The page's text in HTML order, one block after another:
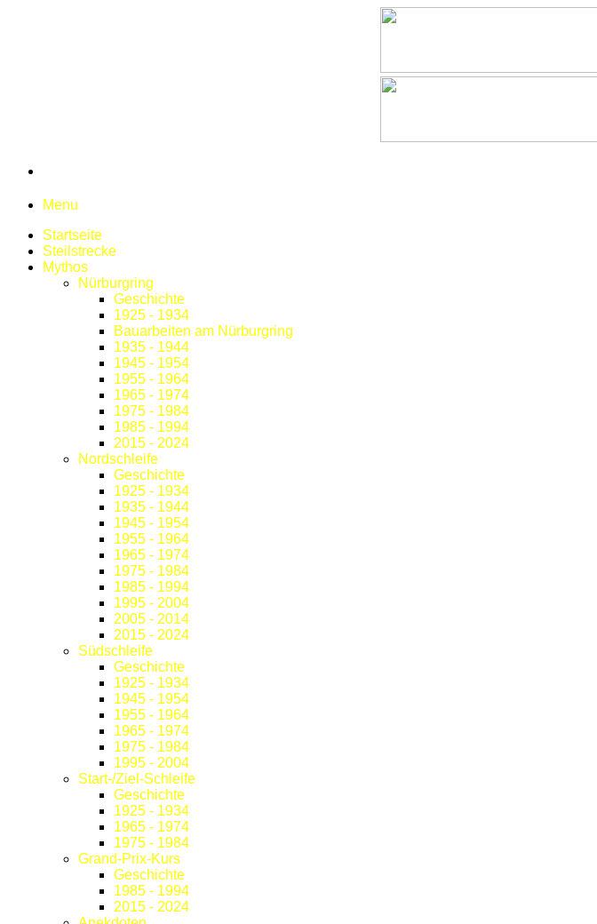
Menu
Startseite
Steilstrecke
Mythos
Nürburgring
Geschichte
1925 - 1934
Bauarbeiten am Nürburgring
1935 - 1944
1945 - 1954
1955 - 1964
1965 - 1974
1975 - 1984
1985 - 1994
2015 - 2024
Nordschleife
Geschichte
1925 - 1934
1935 - 1944
1945 - 1954
1955 - 1964
1965 - 1974
1975 - 1984
1985 - 1994
1995 - 2004
2005 - 2014
2015 - 2024
Südschleife
Geschichte
1925 - 1934
1945 - 1954
1955 - 1964
1965 - 1974
1975 - 1984
1995 - 2004
Start-/Ziel-Schleife
Geschichte
1925 - 1934
1965 - 1974
1975 - 1984
Grand-Prix-Kurs
Geschichte
1985 - 1994
2015 - 2024